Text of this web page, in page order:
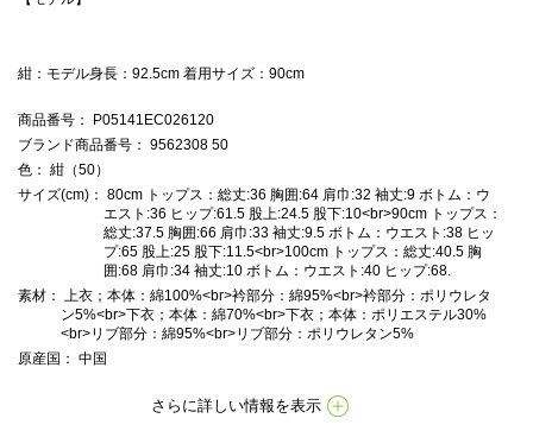
紺：モデル身長：92.5cm 着用サイズ：90cm
商品番号 ： P05141EC026120
ブランド商品番号 ： 9562308 50
色 ： 紺（50）
サイズ(cm) ： 80cm トップス：総丈:36 胸囲:64 肩巾:32 袖丈:9 ボトム：ウ
エスト:36 ヒップ:61.5 股上:24.5 股下:10<br>90cm トップス：
総丈:37.5 胸囲:66 肩巾:33 袖丈:9.5 ボトム：ウエスト:38 ヒッ
プ:65 股上:25 股下:11.5<br>100cm トップス：総丈:40.5 胸
囲:68 肩巾:34 袖丈:10 ボトム：ウエスト:40 ヒップ:68.
素材 ： 上衣；本体：綿100%<br>衿部分：綿95%<br>衿部分：ポリウレタ
ン5%<br>下衣；本体：綿70%<br>下衣；本体：ポリエステル30%
<br>リブ部分：綿95%<br>リブ部分：ポリウレタン5%
原産国 ： 中国
さらに詳しい情報を表示